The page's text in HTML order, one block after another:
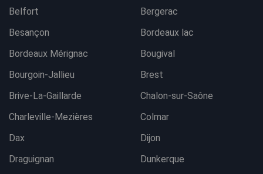
Belfort
Bergerac
Besançon
Bordeaux lac
Bordeaux Mérignac
Bougival
Bourgoin-Jallieu
Brest
Brive-La-Gaillarde
Chalon-sur-Saône
Charleville-Mezières
Colmar
Dax
Dijon
Draguignan
Dunkerque